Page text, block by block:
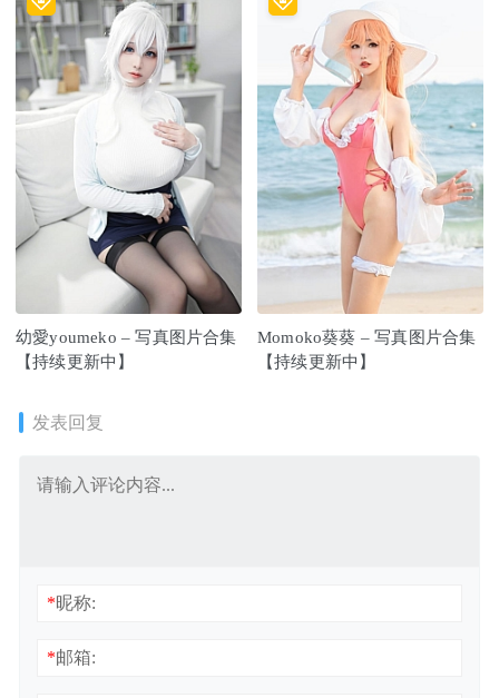
幼愛youmeko – 写真图片合集
【持续更新中】
Momoko葵葵 – 写真图片合集
【持续更新中】
发表回复
*昵称:
*邮箱: